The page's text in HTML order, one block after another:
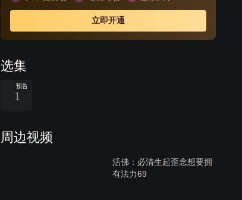
己智慧，与以大鹏为代表的丑恶势力和现象斗智、斗勇，
拯救百姓于苦难，其传奇故事被世世代代广为传颂。
立即开通
选集
预告
1
周边视频
活佛：必清生起歪念想要拥
有法力69